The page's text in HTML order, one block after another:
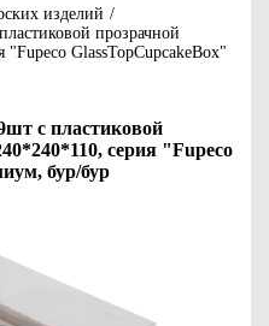
изделий /
прозрачной
GlassTopCupcakeBox"
с пластиковой
серия "Fupeco
бур/бур